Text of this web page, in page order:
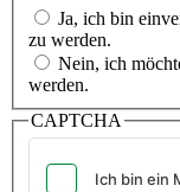
Ja, ich bin
zu werden.
Nein, ich
werden.
CAPTCHA